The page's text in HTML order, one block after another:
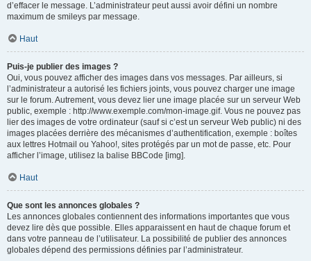
d’effacer le message. L’administrateur peut aussi avoir défini un nombre
maximum de smileys par message.
Haut
Puis-je publier des images ?
Oui, vous pouvez afficher des images dans vos messages. Par ailleurs, si
l’administrateur a autorisé les fichiers joints, vous pouvez charger une image
sur le forum. Autrement, vous devez lier une image placée sur un serveur Web
public, exemple : http://www.exemple.com/mon-image.gif. Vous ne pouvez pas
lier des images de votre ordinateur (sauf si c’est un serveur Web public) ni des
images placées derrière des mécanismes d’authentification, exemple : boîtes
aux lettres Hotmail ou Yahoo!, sites protégés par un mot de passe, etc. Pour
afficher l’image, utilisez la balise BBCode [img].
Haut
Que sont les annonces globales ?
Les annonces globales contiennent des informations importantes que vous
devez lire dès que possible. Elles apparaissent en haut de chaque forum et
dans votre panneau de l’utilisateur. La possibilité de publier des annonces
globales dépend des permissions définies par l’administrateur.